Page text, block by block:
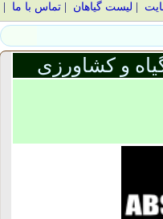
لیست گیاهان |تماس با ما
و کشاورزی